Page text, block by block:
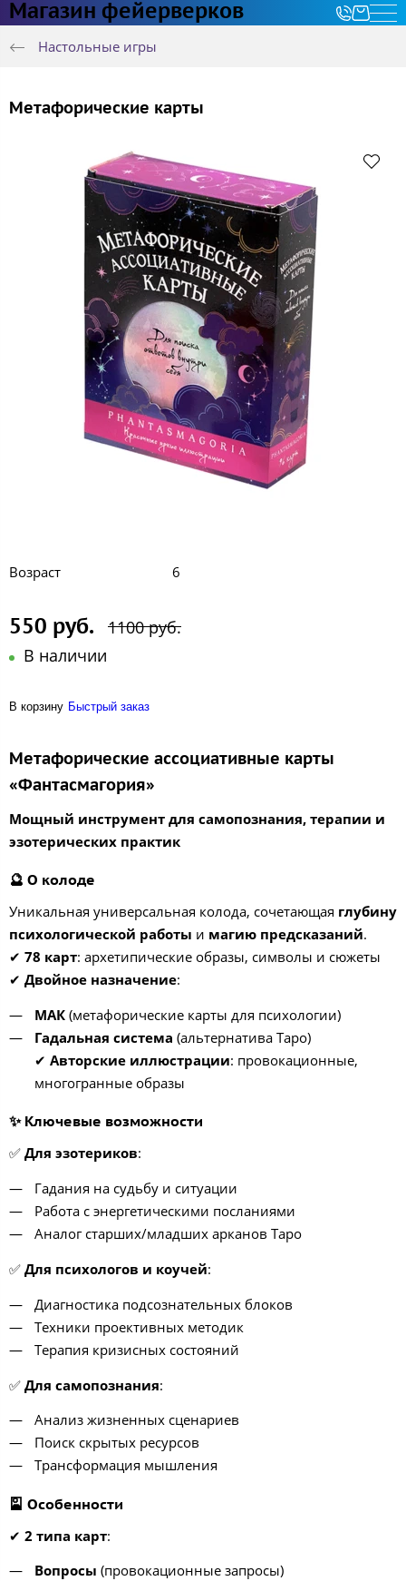
Магазин фейерверков
Настольные игры
Метафорические карты
Возраст 6
550 руб.
1100 руб.
В наличии
В корзину Быстрый заказ
Метафорические ассоциативные карты
«Фантасмагория»
Мощный инструмент для самопознания, терапии и
эзотерических практик
🔮 О колоде
Уникальная универсальная колода, сочетающая глубину
психологической работы и магию предсказаний.
✔ 78 карт: архетипические образы, символы и сюжеты
✔ Двойное назначение:
МАК(метафорические карты для психологии)
Гадальная система (альтернатива Таро)
✔ Авторские иллюстрации: провокационные,
многогранные образы
✨ Ключевые возможности
✅ Для эзотериков:
Гадания на судьбу и ситуации
Работа с энергетическими посланиями
Аналог старших/младших арканов Таро
✅ Для психологов и коучей:
Диагностика подсознательных блоков
Техники проективных методик
Терапия кризисных состояний
✅ Для самопознания:
Анализ жизненных сценариев
Поиск скрытых ресурсов
Трансформация мышления
🎴 Особенности
✔ 2 типа карт:
Вопросы (провокационные запросы)